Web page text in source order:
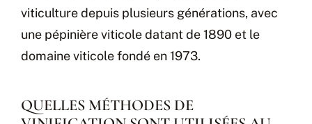
viticulture depuis plusieurs générations, avec
une pépinière viticole datant de 1890 et le
domaine viticole fondé en 1973.
QUELLES MÉTHODES DE